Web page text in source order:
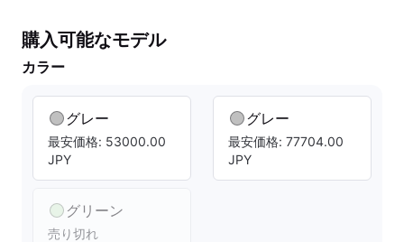
購入可能なモデル
カラー
グレー
最安価格: 53000.00
JPY
グリーン
売り切れ
グレー
最安価格: 77704.00
JPY